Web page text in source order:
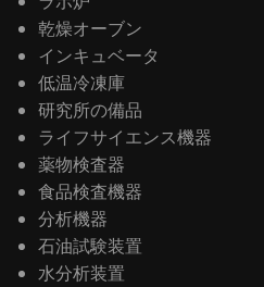
乾燥オーブン
インキュベータ
低温冷凍庫
研究所の備品
ライフサイエンス機器
薬物検査器
食品検査機器
分析機器
石油試験装置
水分析装置